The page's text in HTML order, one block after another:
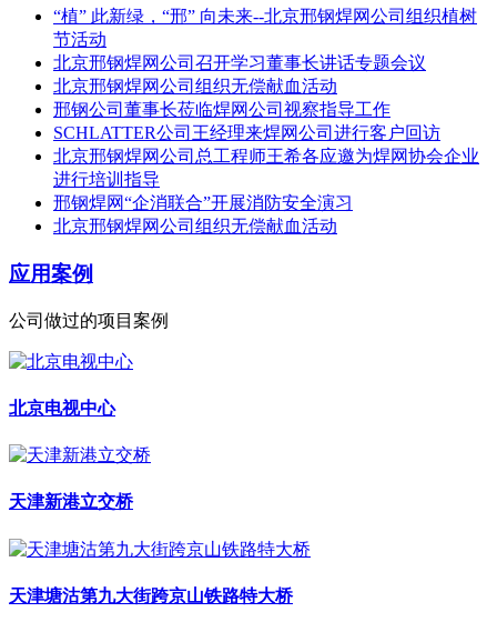
“植” 此新绿，“邢” 向未来--北京邢钢焊网公司组织植树
节活动
北京邢钢焊网公司召开学习董事长讲话专题会议
北京邢钢焊网公司组织无偿献血活动
邢钢公司董事长莅临焊网公司视察指导工作
SCHLATTER公司王经理来焊网公司进行客户回访
北京邢钢焊网公司总工程师王希各应邀为焊网协会企业
进行培训指导
邢钢焊网“企消联合”开展消防安全演习
北京邢钢焊网公司组织无偿献血活动
应用案例
公司做过的项目案例
北京电视中心
天津新港立交桥
天津塘沽第九大街跨京山铁路特大桥